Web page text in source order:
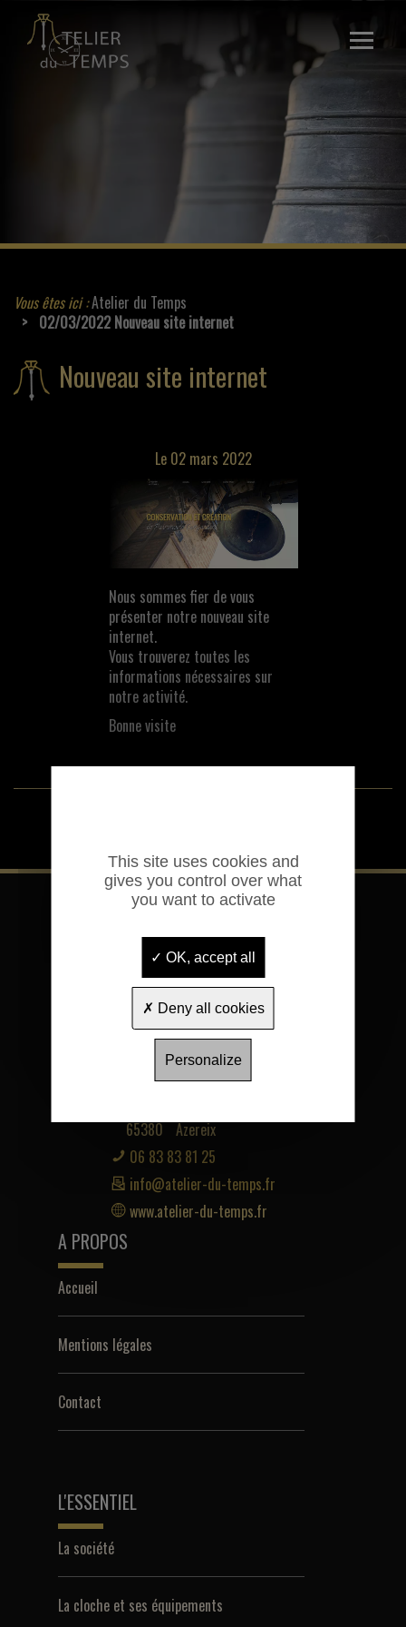
Ouvrir
ACCUEIL
CONTACT
Vous êtes ici :Atelier du Temps
02/03/2022 Nouveau site internet
Nouveau site internet
Le 02 mars 2022
Nous sommes fier de vous
présenter notre nouveau site
internet.
Vous trouverez toutes les
informations nécessaires sur
notre activité.
Bonne visite
Maxime LABAT
65380 Azereix
06 83 83 81 25
info@atelier-du-temps.fr
www.atelier-du-temps.fr
A PROPOS
Accueil
Mentions légales
Contact
L'ESSENTIEL
La société
La cloche et ses équipements
This site uses cookies and
gives you control over what
you want to activate
OK, accept all
Deny all cookies
Personalize